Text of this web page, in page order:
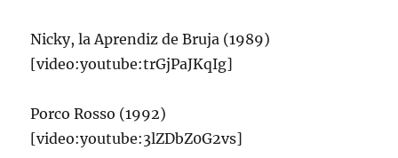
Nicky, la Aprendiz de Bruja (1989)
[video:youtube:trGjPaJKqIg]
Porco Rosso (1992)
[video:youtube:3lZDbZ0G2vs]